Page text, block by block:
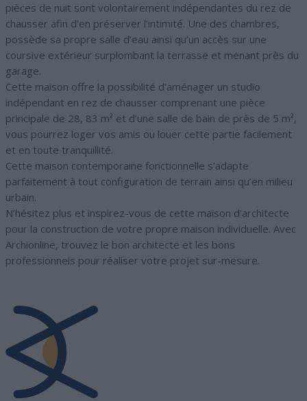
pièces de nuit sont volontairement indépendantes du rez de
chausser afin d’en préserver l’intimité. Une des chambres,
possède sa propre salle d’eau ainsi qu’un accès sur une
coursive extérieur surplombant la terrasse et menant près du
garage.
Cette maison offre la possibilité d’aménager un studio
indépendant en rez de chausser comprenant une pièce
principale de 28, 83 m² et d’une salle de bain de près de 5 m²,
vous pourrez loger vos amis ou louer cette partie facilement
et en toute tranquillité.
Cette maison contemporaine fonctionnelle s’adapte
parfaitement à tout configuration de terrain ainsi qu’en milieu
urbain.
N’hésitez plus et inspirez-vous de cette maison d’architecte
pour la construction de votre propre maison individuelle. Avec
Archionline, trouvez le bon architecte et les bons
professionnels pour réaliser votre projet sur-mesure.